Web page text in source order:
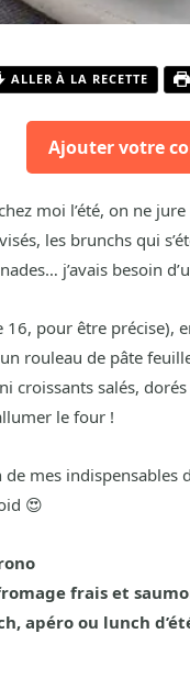
ALLER À LA RECETTE
Ajouter votre
moi l’été, on ne
les brunchs qui
j’avais besoin
16, pour être précise),
rouleau de pâte
croissants salés,
le four !
mes indispensables
😍
frais et
apéro ou lunch